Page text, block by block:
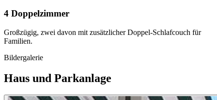
4 Doppelzimmer
Großzügig, zwei davon mit zusätzlicher Doppel-Schlafcouch für
Familien.
Bildergalerie
Haus und Parkanlage